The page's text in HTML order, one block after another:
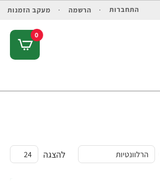
התחברות הרשמה מעקב הזמנות
0
להצגה